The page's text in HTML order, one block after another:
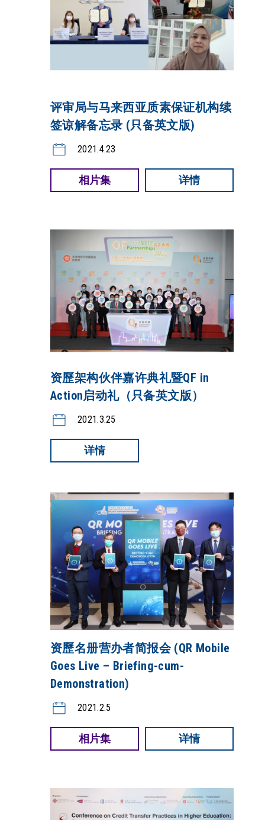
评审局与马来西亚质素保证机构续
签谅解备忘录 (只备英文版)
2021.4.23
相片集 详情
资歷架构伙伴嘉许典礼暨QF in
Action启动礼（只备英文版）
2021.3.25
详情
资歷名册营办者简报会 (QR Mobile
Goes Live – Briefing-cum-
Demonstration)
2021.2.5
相片集 详情